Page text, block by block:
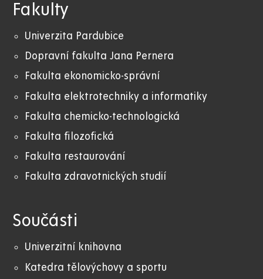
Fakulty
Univerzita Pardubice
Dopravní fakulta Jana Pernera
Fakulta ekonomicko-správní
Fakulta elektrotechniky a informatiky
Fakulta chemicko-technologická
Fakulta filozofická
Fakulta restaurování
Fakulta zdravotnických studií
Součásti
Univerzitní knihovna
Katedra tělovýchovy a sportu